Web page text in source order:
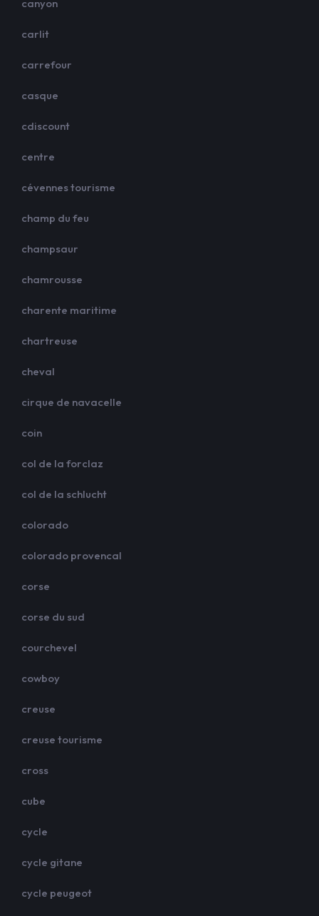
canyon
carlit
carrefour
casque
cdiscount
centre
cévennes tourisme
champ du feu
champsaur
chamrousse
charente maritime
chartreuse
cheval
cirque de navacelle
coin
col de la forclaz
col de la schlucht
colorado
colorado provencal
corse
corse du sud
courchevel
cowboy
creuse
creuse tourisme
cross
cube
cycle
cycle gitane
cycle peugeot